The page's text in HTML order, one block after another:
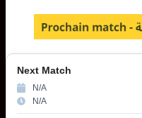
Next Match
N/A
N/A